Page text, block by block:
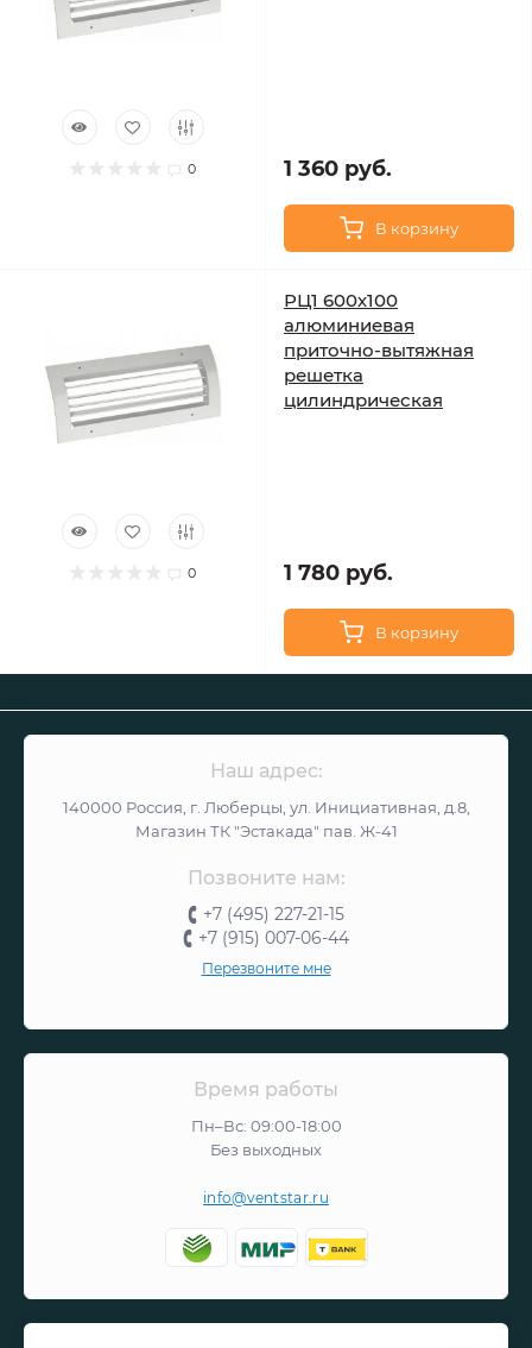
0 1 360 руб.
В корзину
0
РЦ1 600х100
алюминиевая
приточно-вытяжная
решетка
цилиндрическая
1 780 руб.
В корзину
Наш адрес:
140000 Россия, г. Люберцы, ул. Инициативная, д.8,
Магазин ТК "Эстакада" пав. Ж-41
Позвоните нам:
+7 (495) 227-21-15
+7 (915) 007-06-44
Перезвоните мне
Время работы
Пн–Вс: 09:00-18:00
Без выходных
info@ventstar.ru